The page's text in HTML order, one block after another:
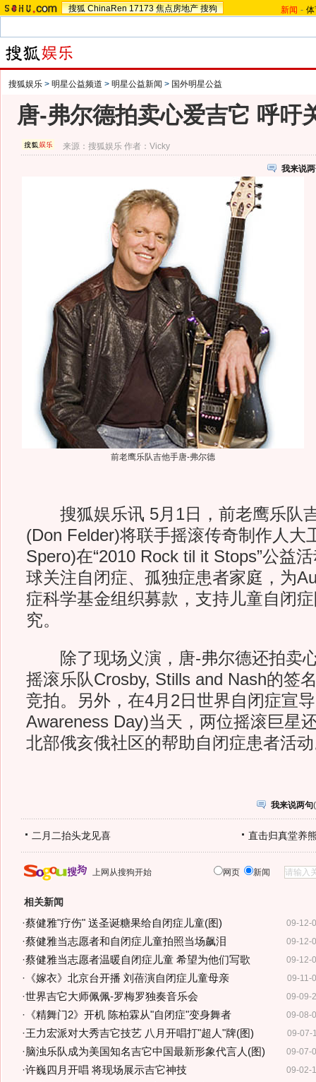
搜狐 ChinaRen 17173 焦点房地产 搜狗 新闻 -
搜狐娱乐 > 明星公益频道 > 明星公益新闻 > 国外明星公益
唐-弗尔德拍卖心爱吉它 呼吁
来源：搜狐娱乐 作者：Vicky
我来说
前老鹰乐队吉他手唐-弗尔德
搜狐娱乐讯 5月1日，前老鹰乐队
(Don Felder)将联手摇滚传奇制作人大
Spero)在“2010 Rock til it Stops”公益
球关注自闭症、孤独症患者家庭，为
症科学基金组织募款，支持儿童自闭
究。
除了现场义演，唐-弗尔德还拍卖
摇滚乐队Crosby, Stills and Nash的签
竞拍。另外，在4月2日世界自闭症宣
Awareness Day)当天，两位摇滚巨星
北部俄亥俄社区的帮助自闭症患者活
我来说两句(
二月二抬头龙见喜 直击归真堂养
上网从搜狗开始 网页 新闻
相关新闻
09-12-
·蔡健雅"疗伤" 送圣诞糖果给自闭症儿童(图)
09-12-
·蔡健雅当志愿者和自闭症儿童拍照当场飙泪
09-12-
·蔡健雅当志愿者温暖自闭症儿童 希望为他们写歌
09-11-
· 《嫁衣》北京台开播 刘蓓演自闭症儿童母亲
09-09-
·世界吉它大师佩佩-罗梅罗独奏音乐会
09-08-
· 《精舞门2》开机 陈柏霖从"自闭症"变身舞者
09-07-
·王力宏派对大秀吉它技艺 八月开唱打"超人"牌(图)
09-07-
·脑浊乐队成为美国知名吉它中国最新形象代言人(图)
09-02-
·许巍四月开唱 将现场展示吉它神技